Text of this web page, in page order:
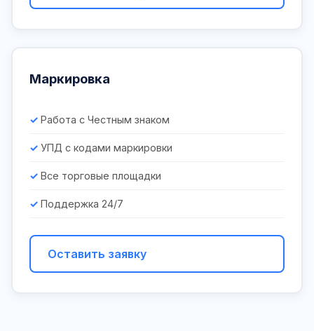
Маркировка
Работа с Честным знаком
УПД с кодами маркировки
Все торговые площадки
Поддержка 24/7
Оставить заявку